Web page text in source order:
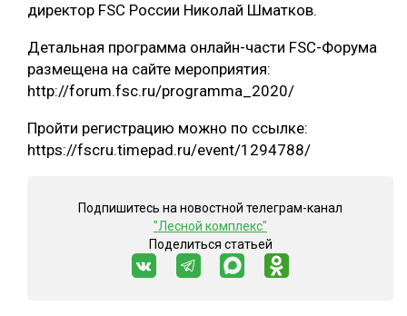
директор FSC России Николай Шматков.
Детальная программа онлайн-части FSC-Форума
размещена на сайте мероприятия:
http://forum.fsc.ru/programma_2020/
Пройти регистрацию можно по ссылке:
https://fscru.timepad.ru/event/1294788/
Подпишитесь на новостной телеграм-канал
"Лесной комплекс"
Поделиться статьей